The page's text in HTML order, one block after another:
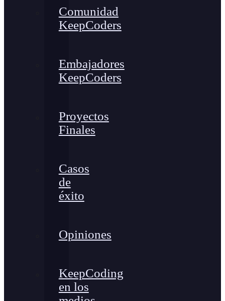
Comunidad
KeepCoders
Embajadores
KeepCoders
Proyectos
Finales
Casos
de
éxito
Opiniones
KeepCoding
en los